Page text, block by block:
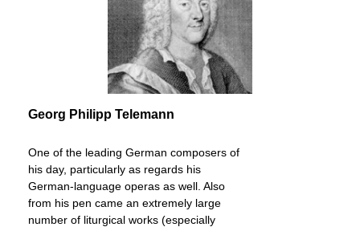
Georg Philipp Telemann
One of the leading German composers of
his day, particularly as regards his
German-language operas as well. Also
from his pen came an extremely large
number of liturgical works (especially